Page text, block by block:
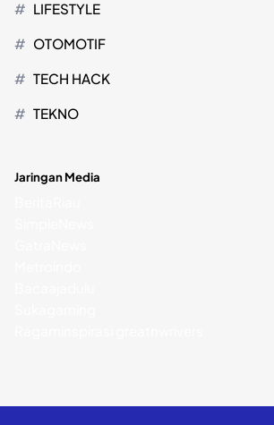
LIFESTYLE
OTOMOTIF
TECH HACK
TEKNO
Jaringan Media